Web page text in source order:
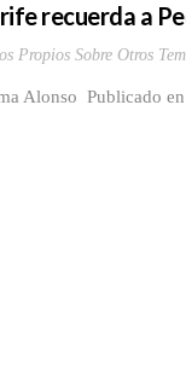
recuerda a
Propios Sobre Otros
Alonso Publicado